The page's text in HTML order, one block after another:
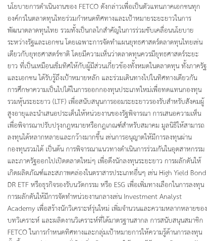
นโยบายการดำเนินงานของ FETCO ดังกล่าวเพื่อเป็นตัวแทนภาคเอกชนทุก
องค์กรในตลาดทุนไทยร่วมกำหนดทิศทางและเป้าหมายระยะยาวในการ
พัฒนาตลาดทุนไทย รวมทั้งเป็นกลไกสำคัญในการร่วมขับเคลื่อนนโยบาย
ระหว่างรัฐและเอกชน โดยเฉพาะการจัดทำแผนยุทธศาสตร์ตลาดทุนไทยเช่น
เดียวกับยุทธศาสตร์ชาติ โดยมีความเห็นว่าตลาดทุนควรมียุทธศาสตร์ระยะ
ยาว ที่เป็นเหมือนเข็มทิศให้กับผู้มีส่วนเกี่ยวข้องทั้งหมดในตลาดทุน ทั้งภาครัฐ
และเอกชน ได้รับรู้ถึงเป้าหมายหลัก และร่วมเดินทางไปในทิศทางเดียวกัน
การศึกษาความเป็นไปได้ในการออกกองทุนประเภทใหม่เพื่อทดแทนกองทุน
รวมหุ้นระยะยาว (LTF) เพื่อสนับสนุนการออมระยะยาวรองรับสำหรับสังคมผู้
สูงอายุและนำเสนอประเด็นให้หน่วยงานของรัฐพิจารณา การเสนอความเห็น
เพื่อพิจารณาปรับปรุงกฎหมายหรือกฎเกณฑ์สำหรับสมาคม มูลนิธิให้สามารถ
ลงทุนได้หลากหลายและกว้างมากขึ้น เช่นการอนุญาตให้มีการลงทุนผ่าน
กองทุนรวมได้ เป็นต้น การพิจารณาแนวทางดำเนินการร่วมกันในอุตสาหกรรม
และภาครัฐออกไปเปิดตลาดใหม่ๆ เพื่อดึงนักลงทุนระยะยาว การผลักดันให้
เกิดผลิตภัณฑ์และสภาพคล่องในตราสารประเภทอื่นๆ เช่น High Yield Bond
DR ETF หรือธุรกิจรองรับนวัตกรรม หรือ ESG เพื่อเพิ่มทางเลือกในการลงทุน
การผลักดันให้มีการจัดทำหน่วยงานกลางเช่น Investment Analyst
Academy เพื่อสร้างนักวิเคราะห์รุ่นใหม่ เพิ่มจำนวนและความหลากหลายของ
บทวิเคราะห์ และผลิตงานวิเคราะห์ที่ได้มาตรฐานสากล การสนับสนุนสมาชิก
FETCO ในการกำหนดทิศทางและกลุ่มเป้าหมายการให้ความรู้ด้านการลงทุน